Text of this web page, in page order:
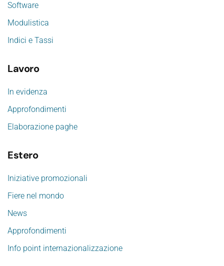
Software
Modulistica
Indici e Tassi
Lavoro
In evidenza
Approfondimenti
Elaborazione paghe
Estero
Iniziative promozionali
Fiere nel mondo
News
Approfondimenti
Info point internazionalizzazione